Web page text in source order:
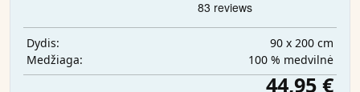
Dydis:
90 x 200 cm
Medžiaga:
100 % medvilnė
44,95 €